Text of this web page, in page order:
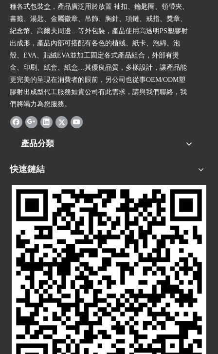
種各式包裝盒，產品廣泛用於放置 袖扣、鑰匙圈、領帶夾、
書籤、湯匙、金屬徽章、吊飾、胸針、項鏈、戒指、獎章、
紀念幣、高爾夫周邊…等外包裝，產品使用高透明PS塑膠射
出成形，產品內部可搭配有各色的植絨、紙卡、泡綿、泡
殼、EVA、貼絨EVA並加工固定各式產品組合，外部有燙
金、印刷、紙套、紙盒…其優良品質，多樣設計，讓產品能
更完美的呈現在消費者的眼前，另公司也從事OEM/ODM塑
膠射出成型代工服務如貴公司有此需求，請與我們聯絡，我
們將竭力為您服務。
產品分類
快速鏈結